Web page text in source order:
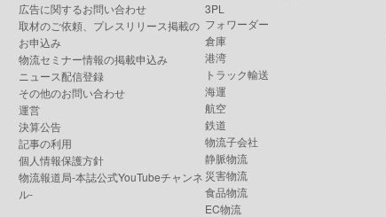
広告に関するお問い合わせ
取材のご依頼、プレスリリース掲載の
お申込み
物流セミナー情報の掲載申込み
ニュース配信登録
その他のお問い合わせ
運営
決算公告
記事の利用
個人情報保護方針
物流報道局-本誌公式YouTubeチャンネ
ル-
3PL
フォワーダー
倉庫
港湾
トラック輸送
海運
航空
鉄道
物流子会社
静脈物流
災害物流
食品物流
EC物流